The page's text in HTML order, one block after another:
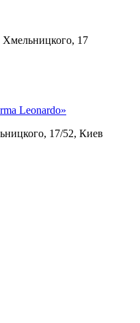
Хмельницкого, 17
Leonardo»
17/52, Киев